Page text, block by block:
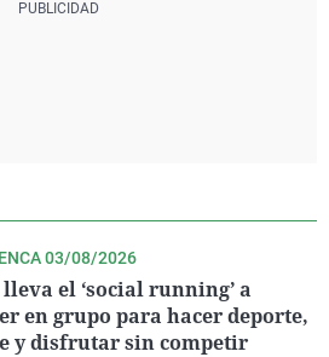
03/08/2026
el ‘social running’ a
en grupo para hacer deporte,
y disfrutar sin competir